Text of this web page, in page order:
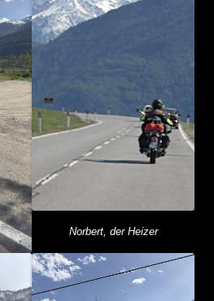
Norbert, der Heizer